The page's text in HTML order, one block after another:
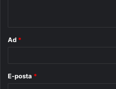
Ad *
E-posta *